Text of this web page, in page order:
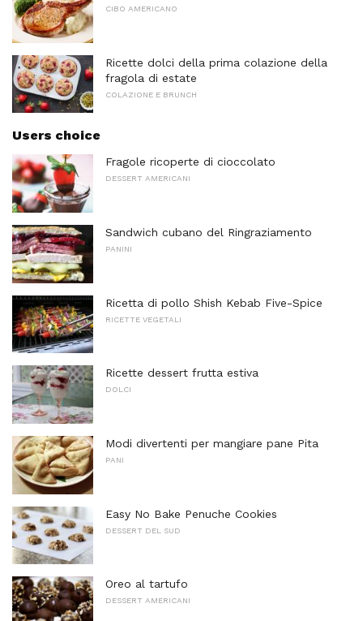
CIBO AMERICANO
Ricette dolci della prima colazione della
fragola di estate
COLAZIONE E BRUNCH
Users choice
Fragole ricoperte di cioccolato
DESSERT AMERICANI
Sandwich cubano del Ringraziamento
PANINI
Ricetta di pollo Shish Kebab Five-Spice
RICETTE VEGETALI
Ricette dessert frutta estiva
DOLCI
Modi divertenti per mangiare pane Pita
PANI
Easy No Bake Penuche Cookies
DESSERT DEL SUD
Oreo al tartufo
DESSERT AMERICANI